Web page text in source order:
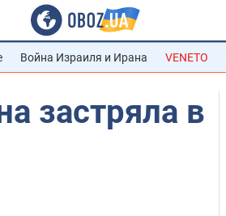
Война Израиля и Ирана VENETO
застряла в